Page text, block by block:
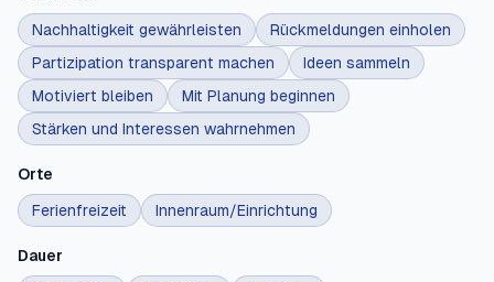
Nachhaltigkeit gewährleisten
Rückmeldungen einholen
Partizipation transparent machen
Ideen sammeln
Motiviert bleiben
Mit Planung beginnen
Stärken und Interessen wahrnehmen
Orte
Ferienfreizeit Innenraum/Einrichtung
Dauer